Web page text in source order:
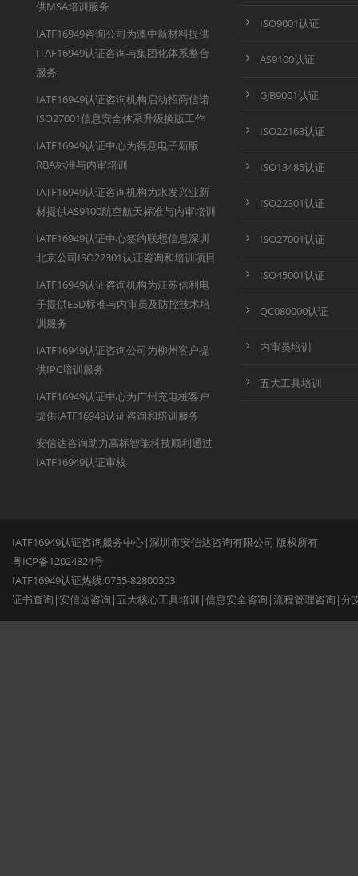
供MSA培训服务
IATF16949咨询公司为澳中新材料提供
ITAF16949认证咨询与集团化体系整合
服务
IATF16949认证咨询机构启动招商信诺
ISO27001信息安全体系升级换版工作
IATF16949认证中心为得意电子新版
RBA标准与内审培训
IATF16949认证咨询机构为水发兴业新
材提供AS9100航空航天标准与内审培训
IATF16949认证中心签约联想信息深圳
北京公司ISO22301认证咨询和培训项目
IATF16949认证咨询机构为江苏信利电
子提供ESD标准与内审员及防控技术培
训服务
IATF16949认证咨询公司为柳州客户提
供IPC培训服务
IATF16949认证中心为广州充电桩客户
提供IATF16949认证咨询和培训服务
安信达咨询助力高标智能科技顺利通过
IATF16949认证审核
ISO9001认证
AS9100认证
GJB9001认证
ISO22163认证
ISO13485认证
ISO22301认证
ISO27001认证
ISO45001认证
QC080000认证
内审员培训
五大工具培训
IATF16949认证咨询服务中心|深圳市安信达咨询有限公司 版权所有
粤ICP备12024824号
IATF16949认证热线:0755-82800303
证书查询 |安信达咨询 | 五大核心工具培训 |信息安全咨询 |流程管理咨询 |分